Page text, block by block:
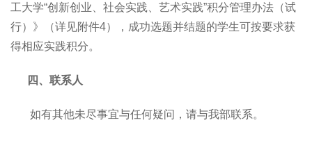
工大学“创新创业、社会实践、艺术实践”积分管理办法（试
行）》（详见附件4），成功选题并结题的学生可按要求获
得相应实践积分。
四、联系人
如有其他未尽事宜与任何疑问，请与我部联系。